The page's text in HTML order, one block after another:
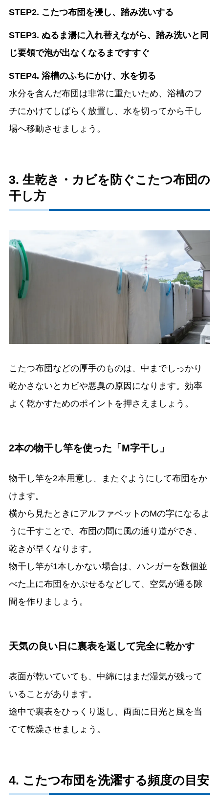
STEP2. こたつ布団を浸し、踏み洗いする
STEP3. ぬるま湯に入れ替えながら、踏み洗いと同
じ要領で泡が出なくなるまですすぐ
STEP4. 浴槽のふちにかけ、水を切る
水分を含んだ布団は非常に重たいため、浴槽のフ
チにかけてしばらく放置し、水を切ってから干し
場へ移動させましょう。
3. 生乾き・カビを防ぐこたつ布団の
干し方
こたつ布団などの厚手のものは、中までしっかり
乾かさないとカビや悪臭の原因になります。効率
よく乾かすためのポイントを押さえましょう。
2本の物干し竿を使った「M字干し」
物干し竿を2本用意し、またぐようにして布団をか
けます。
横から見たときにアルファベットのMの字になるよ
うに干すことで、布団の間に風の通り道ができ、
乾きが早くなります。
物干し竿が1本しかない場合は、ハンガーを数個並
べた上に布団をかぶせるなどして、空気が通る隙
間を作りましょう。
天気の良い日に裏表を返して完全に乾かす
表面が乾いていても、中綿にはまだ湿気が残って
いることがあります。
途中で裏表をひっくり返し、両面に日光と風を当
てて乾燥させましょう。
4. こたつ布団を洗濯する頻度の目安